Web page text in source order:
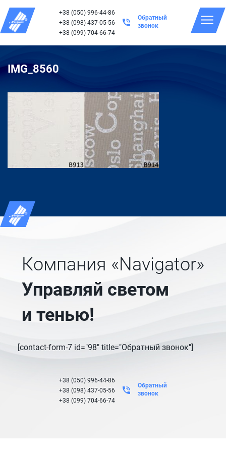
+38 (050) 996-44-86
+38 (098) 437-05-56
+38 (099) 704-66-74
Обратный
звонок
IMG_8560
Компания «Navigator»
Управляй светом
и тенью!
[contact-form-7 id="98" title="Обратный звонок"]
+38 (050) 996-44-86
+38 (098) 437-05-56
+38 (099) 704-66-74
Обратный
звонок